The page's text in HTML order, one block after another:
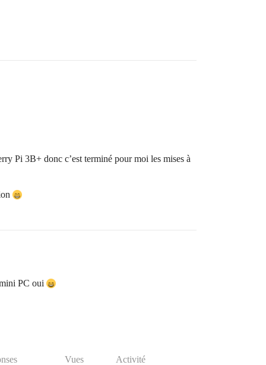
Pi 3B+ donc c’est terminé pour moi les mises à
PC oui
Vues Activité